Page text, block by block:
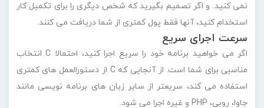
نمی کنید. و اگر تصمیم بگیرید که شخص دیگری را برای تکمیل کار
استخدام کنید، آنها فقط پول کمتری از شما دریافت می کنند.
سرعت اجرای سریع
اگر می خواهید برنامه خود را سریع اجرا کنید، احتمالا C انتخاب
مناسبی برای شما است. از آنجایی که C از دستورالعمل های کمتری
استفاده می کند، سریعتر از سایر زبان های برنامه نویسی مانند
جاوا، روبی، PHP و غیره اجرا می شود.